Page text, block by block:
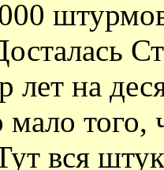
лет на
того,
вся